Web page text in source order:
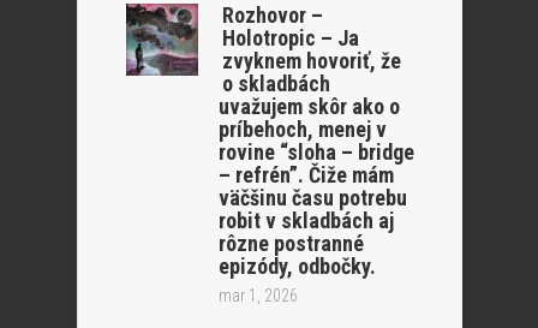
Rozhovor –
Holotropic – Ja
zvyknem hovoriť, že
o skladbách
uvažujem skôr ako o
príbehoch, menej v
rovine “sloha – bridge
– refrén”. Čiže mám
väčšinu času potrebu
robit v skladbách aj
rôzne postranné
epizódy, odbočky.
mar 1, 2026